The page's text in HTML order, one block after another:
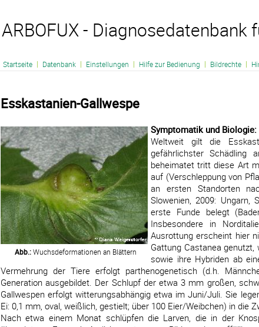
ARBOFUX - Diagnosedatenbank
Startseite | Datenbank | Einstellungen | Hilfe zur Bedienung | Bildrechte |
Esskastanien-Gallwespe
Abb.:Wuchsdeformationen an Blättern
Symptomatik und Biologie:
Weltweit gilt die
gefährlichster Schädling
beheimatet tritt diese Art
auf (Verschleppung von
an ersten Standorten
Slowenien, 2009:
erste Funde belegt
Insbesondere in
Ausrottung erscheint hier
Gattung Castanea genutzt,
sowie ihre Hybriden ab
Vermehrung der Tiere erfolgt parthenogenetisch (d.h.
Generation ausgebildet. Der Schlupf der etwa 3 mm großen,
Gallwespen erfolgt witterungsabhängig etwa im Juni/Juli. Sie
Ei: 0,1 mm, oval, weißlich, gestielt; über 100 Eier/Weibchen) in die
Nach etwa einem Monat schlüpfen die Larven, die in der